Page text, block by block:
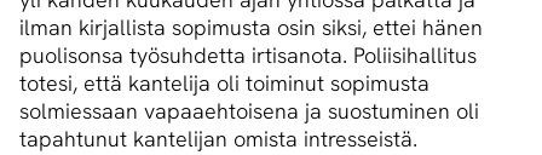
ilman kirjallista sopimusta osin siksi, ettei hänen
puolisonsa työsuhdetta irtisanota. Poliisihallitus
totesi, että kantelija oli toiminut sopimusta
solmiessaan vapaaehtoisena ja suostuminen oli
tapahtunut kantelijan omista intresseistä.